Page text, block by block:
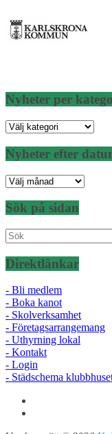
Nyheter per
Nyheter
kategori
Nyheter efter
Nyheter
datum
Sök på sidan
Direktlänkar
- Bli medlem
- Boka kanot
- Skolverksamhet
- Företagsarrangemang
- Uthyrning lokal
- Kontakt
- Login
- Städschema